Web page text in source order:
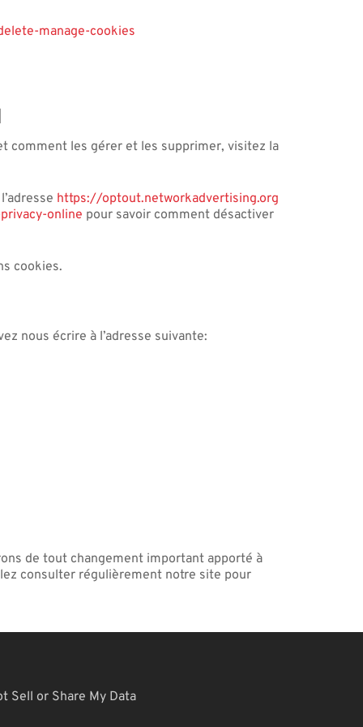
manage-cookies
comment les gérer et les supprimer, visitez la
https://optout.networkadvertising.org
online pour savoir comment désactiver
cookies.
nous écrire à l’adresse suivante:
de tout changement important apporté à
consulter régulièrement notre site pour
Sell or Share My Data